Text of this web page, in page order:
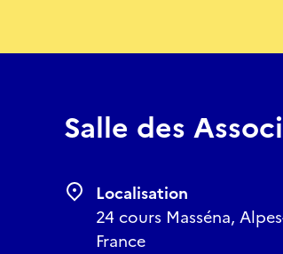
Salle des
Localisation
24 cours Masséna,
France